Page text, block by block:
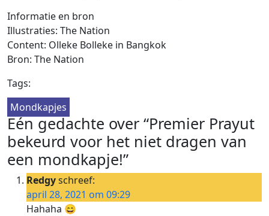
Informatie en bron
Illustraties: The Nation
Content: Olleke Bolleke in Bangkok
Bron: The Nation
Tags:
Mondkapjes
Eén gedachte over “Premier Prayut
bekeurd voor het niet dragen van
een mondkapje!”
Redgyschreef:
april 28, 2021 om 09:29
Hahaha 😄